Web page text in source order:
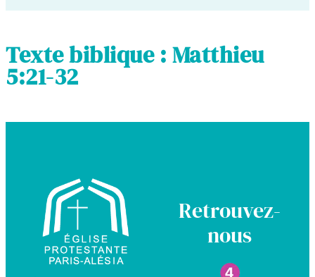
Texte biblique : Matthieu
5:21-32
Retrouvez-
nous